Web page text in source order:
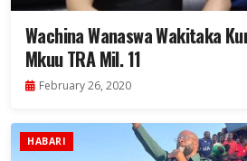
Wachina Wanaswa Wakitaka
Mkuu TRA Mil. 11
February 26, 2020
HABARI